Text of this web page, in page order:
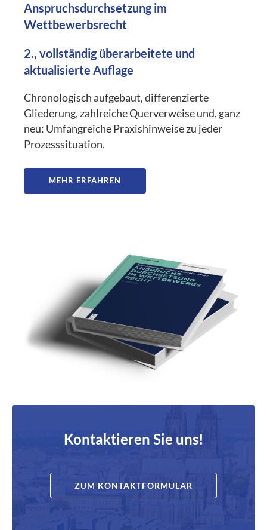
Anspruchsdurchsetzung im
Wettbewerbsrecht
2., vollständig überarbeitete und
aktualisierte Auflage
Chronologisch aufgebaut, differenzierte
Gliederung, zahlreiche Querverweise und, ganz
neu: Umfangreiche Praxishinweise zu jeder
Prozesssituation.
MEHR ERFAHREN
Kontaktieren Sie uns!
ZUM KONTAKTFORMULAR